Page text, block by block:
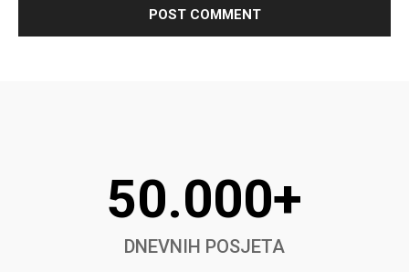
50.000+
DNEVNIH POSJETA